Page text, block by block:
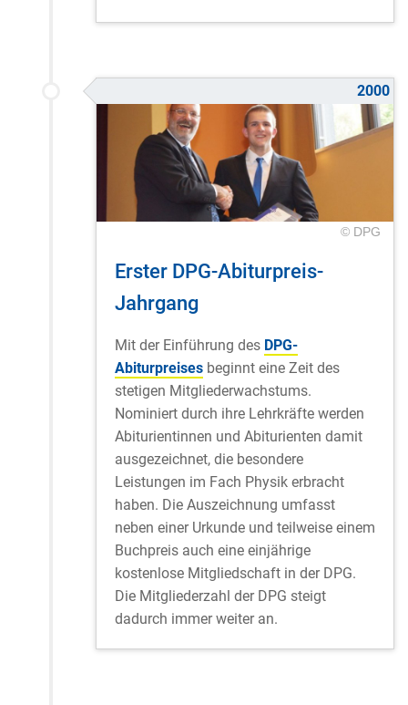
2000
© DPG
Erster DPG-Abiturpreis-
Jahrgang
Mit der Einführung des DPG-
Abiturpreises beginnt eine Zeit des
stetigen Mitgliederwachstums.
Nominiert durch ihre Lehrkräfte werden
Abiturientinnen und Abiturienten damit
ausgezeichnet, die besondere
Leistungen im Fach Physik erbracht
haben. Die Auszeichnung umfasst
neben einer Urkunde und teilweise einem
Buchpreis auch eine einjährige
kostenlose Mitgliedschaft in der DPG.
Die Mitgliederzahl der DPG steigt
dadurch immer weiter an.